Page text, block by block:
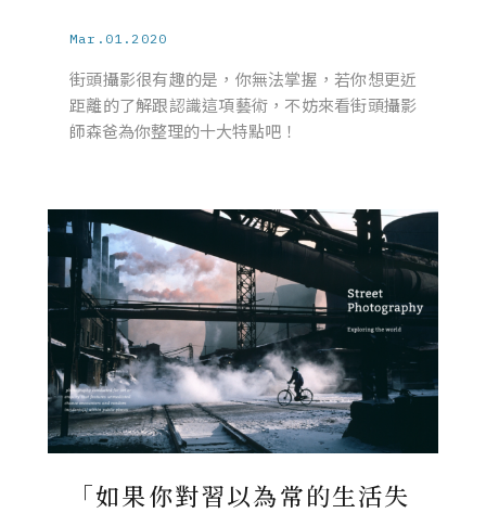
Mar.01.2020
街頭攝影很有趣的是，你無法掌握，若你想更近
距離的了解跟認識這項藝術，不妨來看街頭攝影
師森爸為你整理的十大特點吧！
「如果你對習以為常的生活失